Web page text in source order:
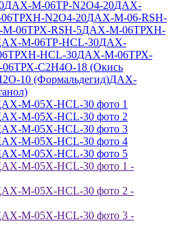
ДАХ-М-06ТР-N2O4-20ДАХ-
N2O4-20ДАХ-М-06-RSH-
06ТРХ-RSH-5ДАХ-М-06ТРХН-
М-06ТР-HCL-30ДАХ-
HCL-30ДАХ-М-06ТРХ-
C2H4O-18 (Окись
10 (Формальдегид)ДАХ-